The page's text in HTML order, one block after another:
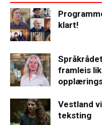
klart!
framleis
Vestland
teksting